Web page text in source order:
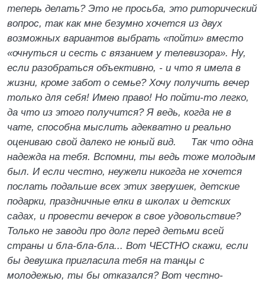
теперь делать? Это не просьба, это риторический
вопрос, так как мне безумно хочется из двух
возможных вариантов выбрать «пойти» вместо
«очнуться и сесть с вязанием у телевизора». Ну,
если разобраться объективно, - и что я имела в
жизни, кроме забот о семье? Хочу получить вечер
только для себя! Имею право! Но пойти-то легко,
да что из этого получится? Я ведь, когда не в
чате, способна мыслить адекватно и реально
оцениваю свой далеко не юный вид. Так что одна
надежда на тебя. Вспомни, ты ведь тоже молодым
был. И если честно, неужели никогда не хочется
послать подальше всех этих зверушек, детские
подарки, праздничные елки в школах и детских
садах, и провести вечерок в свое удовольствие?
Только не заводи про долг перед детьми всей
страны и бла-бла-бла... Вот ЧЕСТНО скажи, если
бы девушка пригласила тебя на танцы с
молодежью, ты бы отказался? Вот честно-